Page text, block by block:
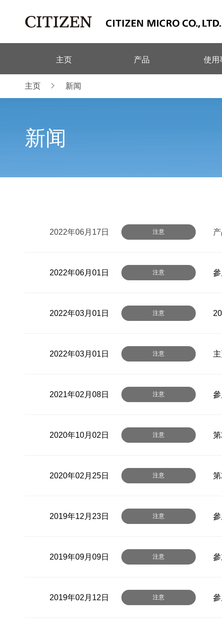
主页 产品 使用
主页 新闻
新闻
2022年06月17日 注意
2022年06月01日 注意
2022年03月01日 注意
2022年03月01日 注意
2021年02月08日 注意
2020年10月02日 注意
2020年02月25日 注意
2019年12月23日 注意
2019年09月09日 注意
2019年02月12日 注意